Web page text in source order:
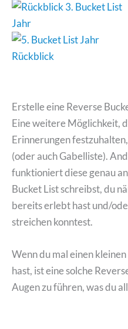
Erstelle eine Reverse
Eine weitere Möglichkeit,
Erinnerungen
(oder auch Gabelliste).
funktioniert diese genau
Bucket List schreibst, du
bereits erlebt hast und/
streichen konntest.
Wenn du mal einen
hast, ist eine solche
Augen zu führen, was du